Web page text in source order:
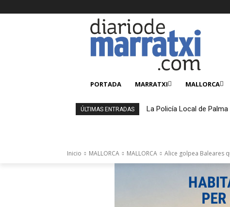
PORTADA MARRATXI MALLORCA
ÚLTIMAS ENTRADAS
La Policía Local de Palma
Inicio MALLORCA MALLORCA Alice golpea Baleares